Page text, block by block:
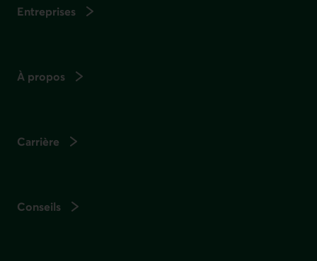
Entreprises
À propos
Carrière
Conseils